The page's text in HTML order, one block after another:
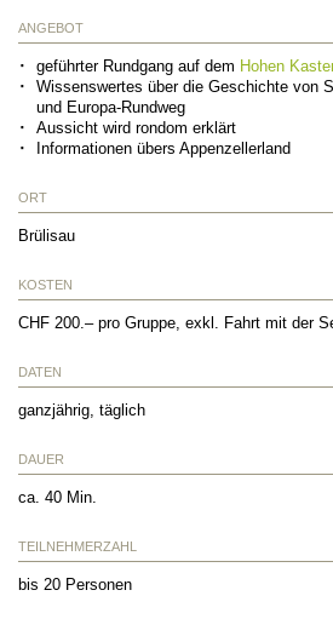
ANGEBOT
geführter Rundgang auf dem Hohen
Wissenswertes über die Geschichte von
und Europa-Rundweg
Aussicht wird rondom erklärt
Informationen übers Appenzellerland
ORT
Brülisau
KOSTEN
CHF 200.– pro Gruppe, exkl. Fahrt mit der
DATEN
ganzjährig, täglich
DAUER
ca. 40 Min.
TEILNEHMERZAHL
bis 20 Personen